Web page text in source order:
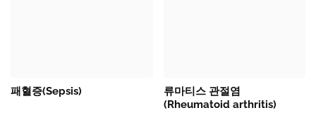
패혈증(Sepsis)
류마티스 관절염
(Rheumatoid arthritis)